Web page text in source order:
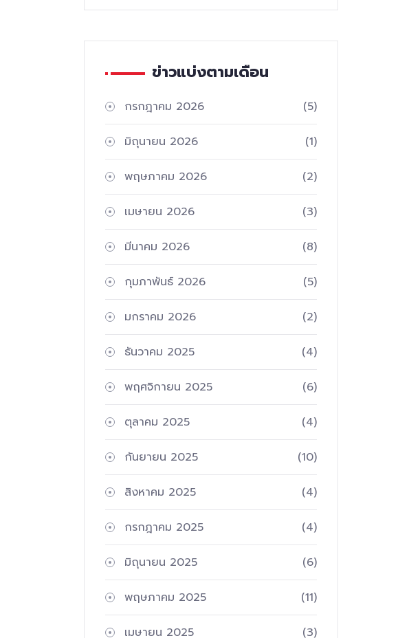
ข่าวแบ่งตามเดือน
กรกฎาคม 2026 (5)
มิถุนายน 2026 (1)
พฤษภาคม 2026 (2)
เมษายน 2026 (3)
มีนาคม 2026 (8)
กุมภาพันธ์ 2026 (5)
มกราคม 2026 (2)
ธันวาคม 2025 (4)
พฤศจิกายน 2025 (6)
ตุลาคม 2025 (4)
กันยายน 2025 (10)
สิงหาคม 2025 (4)
กรกฎาคม 2025 (4)
มิถุนายน 2025 (6)
พฤษภาคม 2025 (11)
เมษายน 2025 (3)